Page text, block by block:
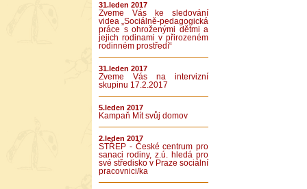
31.leden 2017
Zveme Vás ke sledování
videa „Sociálně-pedagogická
práce s ohroženými dětmi a
jejich rodinami v přirozeném
rodinném prostředí“
31.leden 2017
Zveme Vás na intervizní
skupinu 17.2.2017
5.leden 2017
Kampaň Mít svůj domov
2.leden 2017
STŘEP - České centrum pro
sanaci rodiny, z.ú. hledá pro
své středisko v Praze sociální
pracovnici/ka